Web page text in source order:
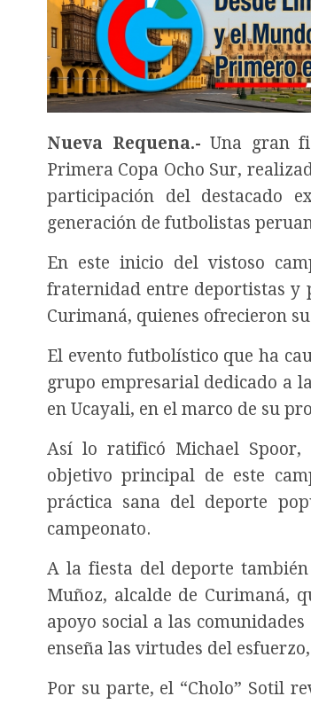
Nueva Requena.- Una gran
Primera Copa Ocho Sur,
participación del destacado
generación de futbolistas
En este inicio del vistoso
fraternidad entre deportistas y
Curimaná, quienes ofrecieron
El evento futbolístico que ha
grupo empresarial dedicado a
en Ucayali, en el marco de su
Así lo ratificó Michael Spoor,
objetivo principal de este
práctica sana del deporte
campeonato.
A la fiesta del deporte
Muñoz, alcalde de Curimaná,
apoyo social a las
enseña las virtudes del
Por su parte, el “Cholo” Sotil